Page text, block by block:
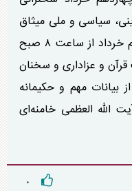
سیاسی و ملی میثاق
با امام و بیعت با رهبری چهاردهم خرداد از ساعت ۸ صبح
و عزاداری و سخنان
بیانات مهم و حکیمانه
الله العظمی خامنه‌ای
۰